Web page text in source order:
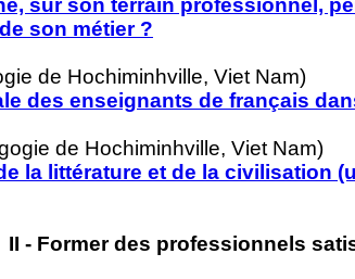
sur son terrain professionnel,
son métier ?
de Hochiminhville, Viet Nam)
des enseignants de français
de Hochiminhville, Viet Nam)
la littérature et de la civilisation
II - Former des professionnels